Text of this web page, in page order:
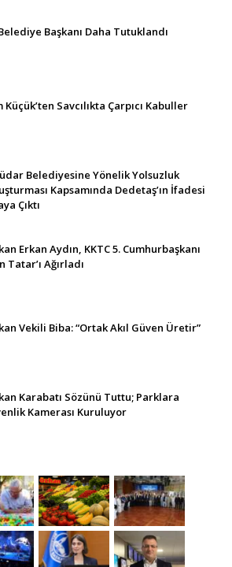
Başkanı Daha Tutuklandı
Küçük’ten Savcılıkta Çarpıcı Kabuller
Belediyesine Yönelik Yolsuzluk
Kapsamında Dedetaş’ın İfadesi
Çıktı
Erkan Aydın, KKTC 5. Cumhurbaşkanı
Tatar’ı Ağırladı
Vekili Biba: “Ortak Akıl Güven Üretir”
Karabatı Sözünü Tuttu; Parklara
Kamerası Kuruluyor